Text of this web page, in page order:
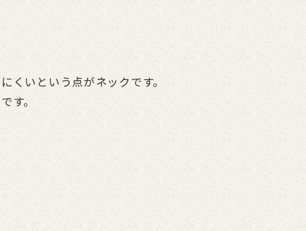
いという点がネックです。
す。